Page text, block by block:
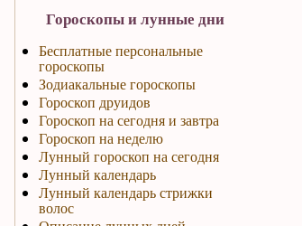
Гороскопы и лунные дни
Бесплатные персональные
гороскопы
Зодиакальные гороскопы
Гороскоп друидов
Гороскоп на сегодня и завтра
Гороскоп на неделю
Лунный гороскоп на сегодня
Лунный календарь
Лунный календарь стрижки
волос